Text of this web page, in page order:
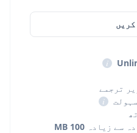
i
i
سے زیادہ 100 MB